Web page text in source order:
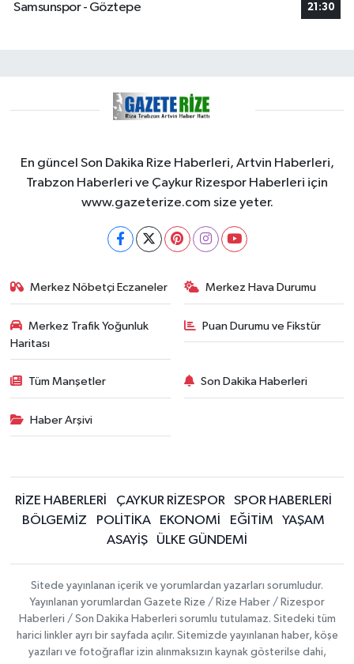
Samsunspor - Göztepe
21:30
En güncel Son Dakika Rize Haberleri, Artvin Haberleri,
Trabzon Haberleri ve Çaykur Rizespor Haberleri için
www.gazeterize.com size yeter.
Merkez Nöbetçi Eczaneler Merkez Hava Durumu
Merkez Trafik Yoğunluk
Haritası
Puan Durumu ve Fikstür
Tüm Manşetler Son Dakika Haberleri
Haber Arşivi
RİZE HABERLERİ ÇAYKUR RİZESPOR
SPOR HABERLERİ
BÖLGEMİZ
POLİTİKA EKONOMİ EĞİTİM
YAŞAM
ASAYİŞ
ÜLKE GÜNDEMİ
Sitede yayınlanan içerik ve yorumlardan yazarları sorumludur.
Yayınlanan yorumlardan Gazete Rize / Rize Haber / Rizespor
Haberleri / Son Dakika Haberleri sorumlu tutulamaz. Sitedeki tüm
harici linkler ayrı bir sayfada açılır. Sitemizde yayınlanan haber, köşe
yazıları ve fotoğraflar izin alınmaksızın kaynak gösterilse dahi,